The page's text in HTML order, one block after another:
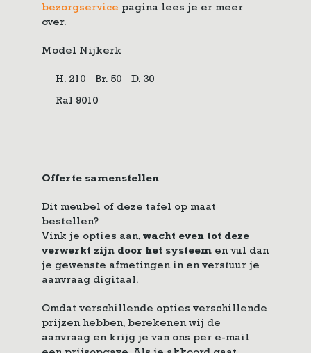
bezorgservice pagina lees je er meer
over.
Model Nijkerk
H. 210 Br. 50 D. 30
Ral 9010
Offerte samenstellen
Dit meubel of deze tafel op maat
bestellen?
Vink je opties aan, wacht even tot deze
verwerkt zijn door het systeem en vul dan
je gewenste afmetingen in en verstuur je
aanvraag digitaal.
Omdat verschillende opties verschillende
prijzen hebben, berekenen wij de
aanvraag en krijg je van ons per e-mail